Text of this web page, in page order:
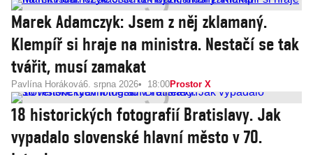
Marek Adamczyk: Jsem z něj zklamaný.
Klempíř si hraje na ministra. Nestačí se tak
tvářit, musí zamakat
Pavlína Horáková6. srpna 2026 18:00Prostor X
18 historických fotografií Bratislavy. Jak
vypadalo slovenské hlavní město v 70.